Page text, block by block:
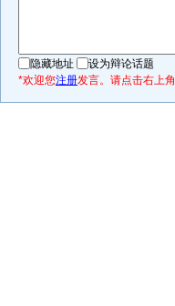
隐藏地址
设为辩论话题
*欢迎您注册发言。请点击右上角